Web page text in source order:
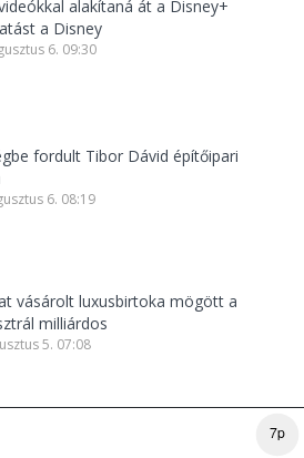
7p
alakítaná át a Disney+
a Disney
6. 09:30
fordult Tibor Dávid építőipari
6. 08:19
vásárolt luxusbirtoka mögött a
milliárdos
5. 07:08